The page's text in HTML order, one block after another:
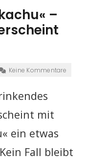
–
Keine Kommentare
mit
ein etwas
Fall bleibt